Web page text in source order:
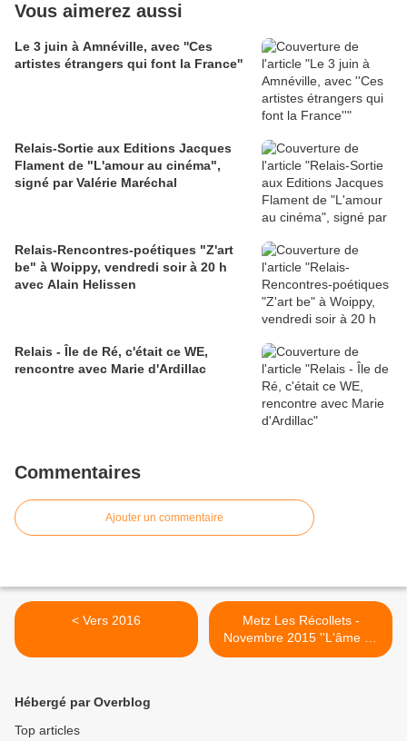
Vous aimerez aussi
Le 3 juin à Amnéville, avec ''Ces
artistes étrangers qui font la France''
Relais-Sortie aux Editions Jacques
Flament de "L'amour au cinéma",
signé par Valérie Maréchal
Relais-Rencontres-poétiques "Z'art
be" à Woippy, vendredi soir à 20 h
avec Alain Helissen
Relais - Île de Ré, c'était ce WE,
rencontre avec Marie d'Ardillac
Commentaires
Ajouter un commentaire
< Vers 2016
Metz Les Récollets -
Novembre 2015 ''L'âme de
la nature'' de Paul
Hébergé par Overblog
Top articles